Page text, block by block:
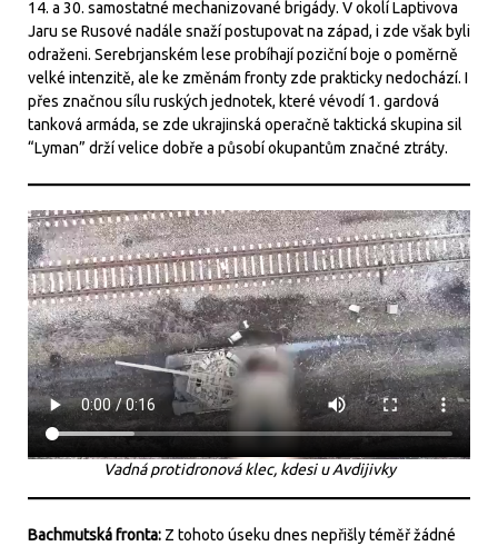
14. a 30. samostatné mechanizované brigády. V okolí Laptivova
Jaru se Rusové nadále snaží postupovat na západ, i zde však byli
odraženi. Serebrjanském lese probíhají poziční boje o poměrně
velké intenzitě, ale ke změnám fronty zde prakticky nedochází. I
přes značnou sílu ruských jednotek, které vévodí 1. gardová
tanková armáda, se zde ukrajinská operačně taktická skupina sil
“Lyman” drží velice dobře a působí okupantům značné ztráty.
Vadná protidronová klec, kdesi u Avdijivky
Bachmutská fronta: Z tohoto úseku dnes nepřišly téměř žádné